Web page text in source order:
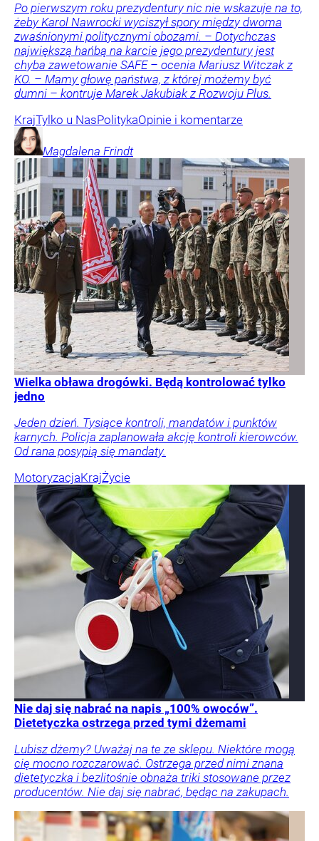
Po pierwszym roku prezydentury nic nie wskazuje na to,
żeby Karol Nawrocki wyciszył spory między dwoma
zwaśnionymi politycznymi obozami. – Dotychczas
największą hańbą na karcie jego prezydentury jest
chyba zawetowanie SAFE – ocenia Mariusz Witczak z
KO. – Mamy głowę państwa, z której możemy być
dumni – kontruje Marek Jakubiak z Rozwoju Plus.
KrajTylko u NasPolitykaOpinie i komentarze
Magdalena Frindt
Wielka obława drogówki. Będą kontrolować tylko
jedno
Jeden dzień. Tysiące kontroli, mandatów i punktów
karnych. Policja zaplanowała akcję kontroli kierowców.
Od rana posypią się mandaty.
MotoryzacjaKrajŻycie
Nie daj się nabrać na napis „100% owoców”.
Dietetyczka ostrzega przed tymi dżemami
Lubisz dżemy? Uważaj na te ze sklepu. Niektóre mogą
cię mocno rozczarować. Ostrzega przed nimi znana
dietetyczka i bezlitośnie obnaża triki stosowane przez
producentów. Nie daj się nabrać, będąc na zakupach.